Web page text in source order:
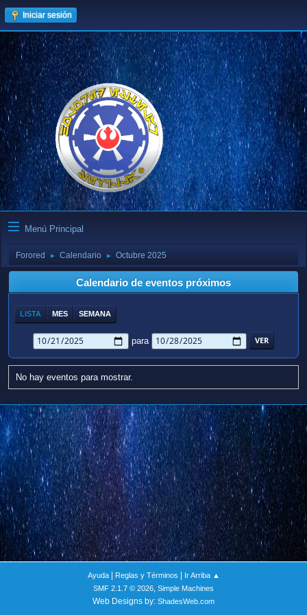
Iniciar sesión
Menú Principal
Forored ► Calendario ► Octubre 2025
Calendario de eventos próximos
LISTA MES SEMANA
para
No hay eventos para mostrar.
Ayuda| Reglas y Términos
Ir Arriba ▲
SMF 2.1.7 © 2026, Simple Machines
Web Designs by: ShadesWeb.com